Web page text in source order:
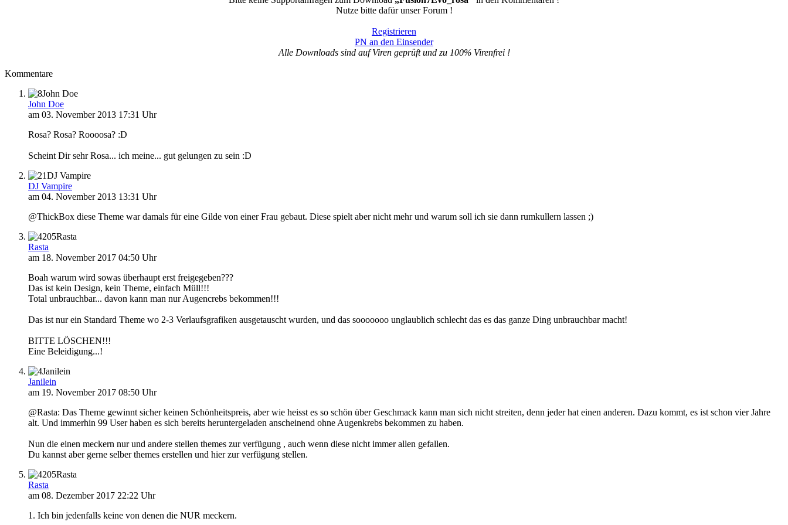
Nutze bitte dafür unser Forum !
Registrieren
PN an den Einsender
Alle Downloads sind auf Viren geprüft und zu 100% Virenfrei !
Kommentare
John Doe
John Doe
am 03. November 2013 17:31 Uhr
Rosa? Rosa? Roooosa? :D
Scheint Dir sehr Rosa... ich meine... gut gelungen zu sein :D
DJ Vampire
DJ Vampire
am 04. November 2013 13:31 Uhr
@ThickBox diese Theme war damals für eine Gilde von einer Frau gebaut. Diese spielt aber nicht mehr und warum soll ich sie dann rumkullern lassen ;)
Rasta
Rasta
am 18. November 2017 04:50 Uhr
Boah warum wird sowas überhaupt erst freigegeben???
Das ist kein Design, kein Theme, einfach Müll!!!
Total unbrauchbar... davon kann man nur Augencrebs bekommen!!!
Das ist nur ein Standard Theme wo 2-3 Verlaufsgrafiken ausgetauscht wurden, und das sooooooo unglaublich schlecht das es das ganze Ding unbrauchbar macht!
BITTE LÖSCHEN!!!
Eine Beleidigung...!
Janilein
Janilein
am 19. November 2017 08:50 Uhr
@Rasta: Das Theme gewinnt sicher keinen Schönheitspreis, aber wie heisst es so schön über Geschmack kann man sich nicht streiten, denn jeder hat einen anderen. Dazu kommt, es ist schon vier Jahre
alt. Und immerhin 99 User haben es sich bereits heruntergeladen anscheinend ohne Augenkrebs bekommen zu haben.
Nun die einen meckern nur und andere stellen themes zur verfügung , auch wenn diese nicht immer allen gefallen.
Du kannst aber gerne selber themes erstellen und hier zur verfügung stellen.
Rasta
Rasta
am 08. Dezember 2017 22:22 Uhr
1. Ich bin jedenfalls keine von denen die NUR meckern.